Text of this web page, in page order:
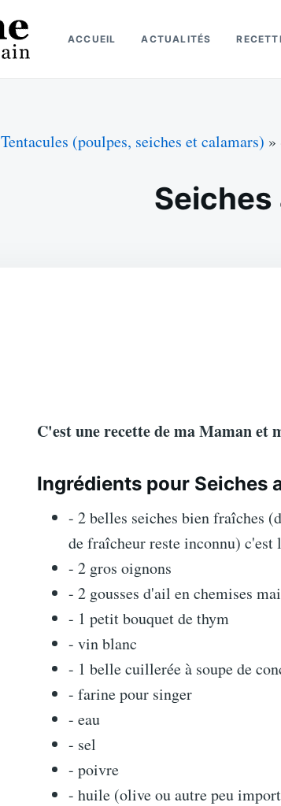
ACCUEIL ACTUALITÉS
Tentacules (poulpes, seiches et calamars) »
Seiches
C'est une recette de ma Maman
Ingrédients pour Seiches
- 2 belles seiches bien fraîches
de fraîcheur reste inconnu) c'est
- 2 gros oignons
- 2 gousses d'ail en chemises
- 1 petit bouquet de thym
- vin blanc
- 1 belle cuillerée à soupe de
- farine pour singer
- eau
- sel
- poivre
- huile (olive ou autre peu